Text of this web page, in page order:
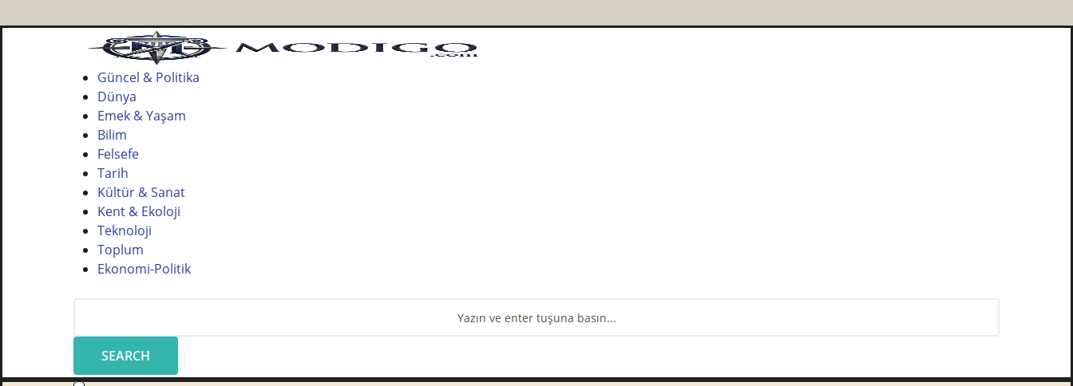
Güncel & Politika
Dünya
Emek & Yaşam
Bilim
Felsefe
Tarih
Kültür & Sanat
Kent & Ekoloji
Teknoloji
Toplum
Ekonomi-Politik
SEARCH